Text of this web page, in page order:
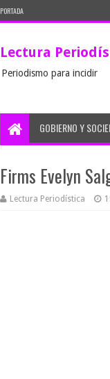
PORTADA
Lectura
Periodismo para incidir
GOBIERNO Y
Firms Evelyn
Lectura Periodística